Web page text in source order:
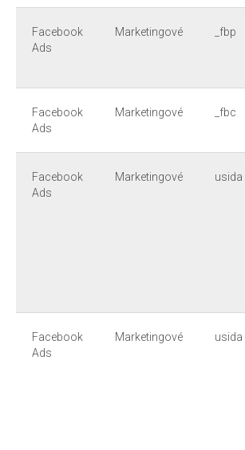
Facebook
Ads
Marketingové _fbp
Facebook
Ads
Marketingové _fbc
Facebook
Ads
Marketingové usida
Facebook
Ads
Marketingové usida